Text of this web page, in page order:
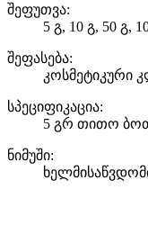
შეფუთვა:
5 გ, 10 გ, 50 გ,
შეფასება:
კოსმეტიკური
სპეციფიკაცია:
5 გრ თითო
ნიმუში: